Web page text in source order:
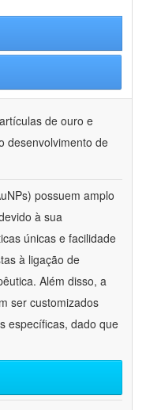
de ouro e
desenvolvimento de
possuem amplo
à sua
únicas e facilidade
à ligação de
Além disso, a
ser customizados
específicas, dado que